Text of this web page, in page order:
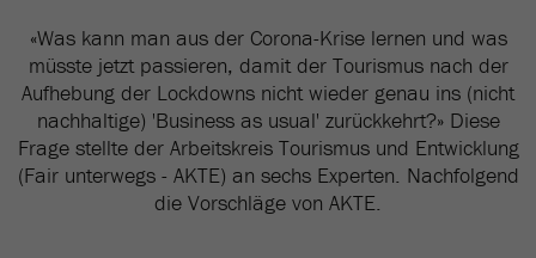
«Was kann man aus der Corona-Krise lernen und was
müsste jetzt passieren, damit der Tourismus nach der
Aufhebung der Lockdowns nicht wieder genau ins (nicht
nachhaltige) 'Business as usual' zurückkehrt?» Diese
Frage stellte der Arbeitskreis Tourismus und Entwicklung
(Fair unterwegs - AKTE) an sechs Experten. Nachfolgend
die Vorschläge von AKTE.